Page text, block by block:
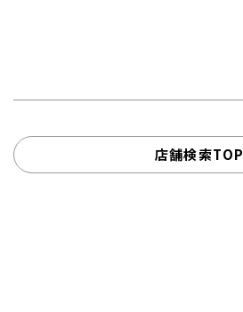
店舗検索TOP